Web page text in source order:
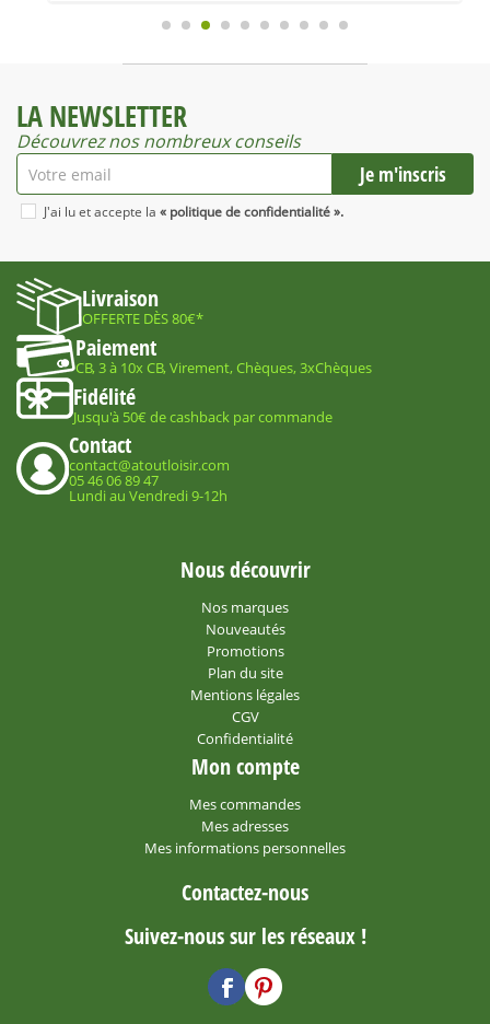
LA NEWSLETTER
Découvrez nos nombreux conseils
J'ai lu et accepte la « politique de confidentialité ».
Livraison
OFFERTE DÈS 80€*
Paiement
CB, 3 à 10x CB, Virement, Chèques, 3xChèques
Fidélité
Jusqu'à 50€ de cashback par commande
Contact
contact@atoutloisir.com
05 46 06 89 47
Lundi au Vendredi 9-12h
Nous découvrir
Nos marques
Nouveautés
Promotions
Plan du site
Mentions légales
CGV
Confidentialité
Mon compte
Mes commandes
Mes adresses
Mes informations personnelles
Contactez-nous
Suivez-nous sur les réseaux !